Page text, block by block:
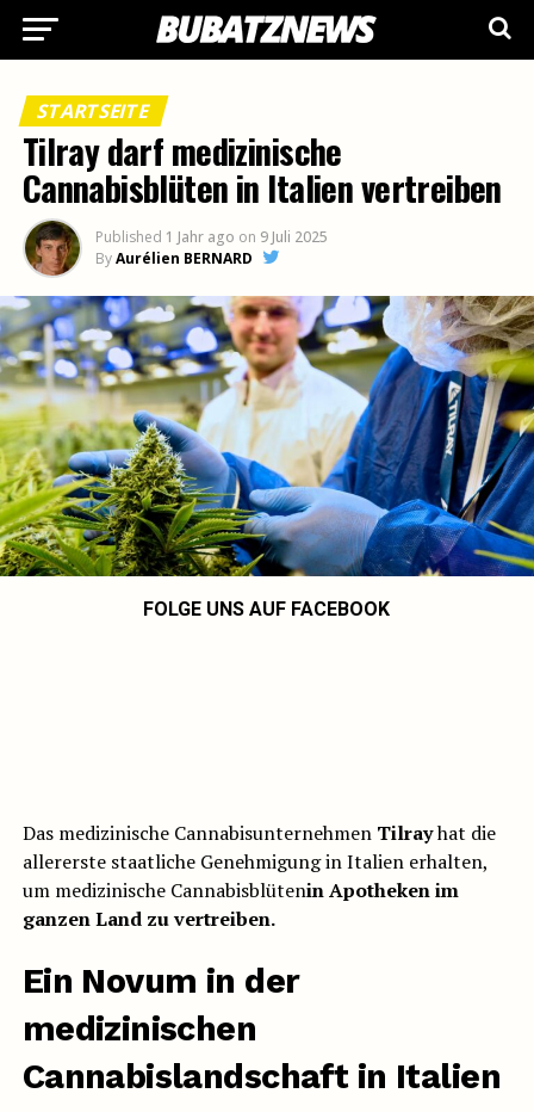
STARTSEITE
Tilray darf medizinische
Cannabisblüten in Italien vertreiben
Published 1 Jahr ago on 9 Juli 2025
ByAurélien BERNARD
FOLGE UNS AUF FACEBOOK
Das medizinische Cannabisunternehmen Tilrayhat die
allererste staatliche Genehmigung in Italien erhalten,
um medizinische Cannabisblütenin Apotheken im
ganzen Land zu vertreiben.
Ein Novum in der
medizinischen
Cannabislandschaft in Italien